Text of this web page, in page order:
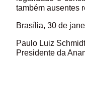
também ausentes
Brasília, 30 de
Paulo Luiz
Presidente da